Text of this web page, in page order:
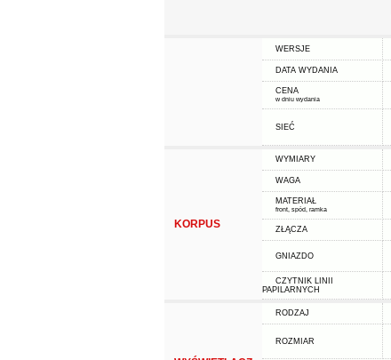
WERSJE
DATA WYDANIA
CENA
w dniu wydania
SIEĆ
KORPUS
WYMIARY
WAGA
MATERIAŁ
front, spód, ramka
ZŁĄCZA
GNIAZDO
CZYTNIK LINII
PAPILARNYCH
RODZAJ
ROZMIAR